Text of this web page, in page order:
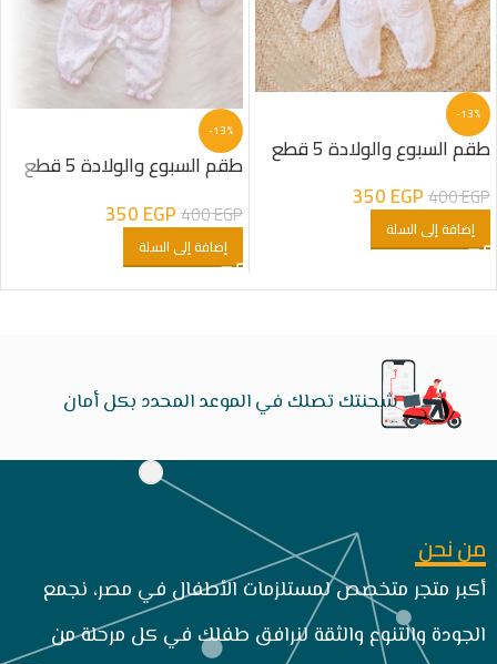
-13%
طقم السبوع والولادة 5 قطع
قطن شكل ارنب مطبوع
400EGP
350EGP
إضافة إلى السلة
-13%
طقم السبوع والولادة 5 قطع
400EGP
350EGP
إضافة إلى السلة
شحنتك تصلك في الموعد المحدد بكل أمان
من نحن
أكبر متجر متخصص لمستلزمات الأطفال في مصر، نجمع
الجودة والتنوع والثقة لنرافق طفلك في كل مرحلة من